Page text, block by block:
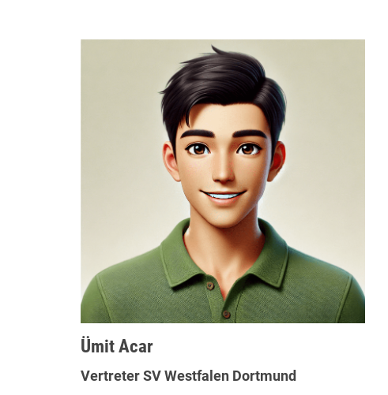
Ümit Acar
Vertreter SV Westfalen Dortmund